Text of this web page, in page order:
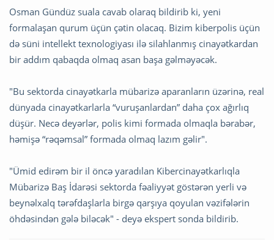
Osman Gündüz suala cavab olaraq bildirib ki, yeni
formalaşan qurum üçün çətin olacaq. Bizim kiberpolis üçün
də süni intellekt texnologiyası ilə silahlanmış cinayətkardan
bir addım qabaqda olmaq asan başa gəlməyəcək.
"Bu sektorda cinayətkarla mübarizə aparanların üzərinə, real
dünyada cinayətkarlarla “vuruşanlardan” daha çox ağırlıq
düşür. Necə deyərlər, polis kimi formada olmaqla bərabər,
həmişə “rəqəmsal” formada olmaq lazım gəlir".
"Ümid edirəm bir il öncə yaradılan Kibercinayətkarlıqla
Mübarizə Baş İdarəsi sektorda fəaliyyət göstərən yerli və
beynəlxalq tərəfdaşlarla birgə qarşıya qoyulan vəzifələrin
öhdəsindən gələ biləcək" - deyə ekspert sonda bildirib.